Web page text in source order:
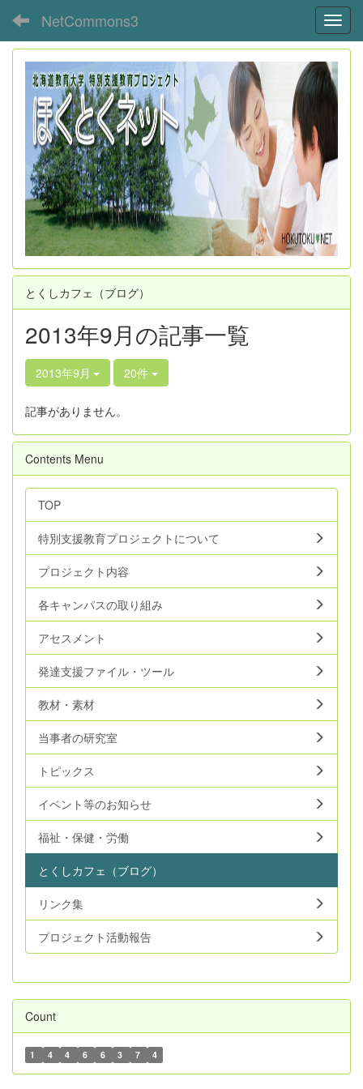
NetCommons3
とくしカフェ（ブログ）
2013年9月の記事一覧
2013年9月 20件
記事がありません。
Contents Menu
TOP
特別支援教育プロジェクトについて
プロジェクト内容
各キャンパスの取り組み
アセスメント
発達支援ファイル・ツール
教材・素材
当事者の研究室
トピックス
イベント等のお知らせ
福祉・保健・労働
とくしカフェ（ブログ）
リンク集
プロジェクト活動報告
Count
1 4 4 6 6 3 7 4